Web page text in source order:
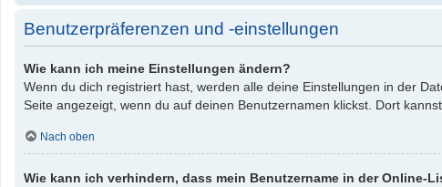
Benutzerpräferenzen und -einstellungen
Wie kann ich meine Einstellungen ändern?
Wenn du dich registriert hast, werden alle deine Einstellungen in der
Seite angezeigt, wenn du auf deinen Benutzernamen klickst. Dort
Nach oben
Wie kann ich verhindern, dass mein Benutzername in der Online-